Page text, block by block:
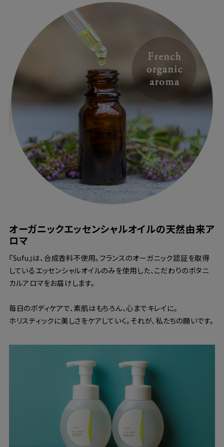
オーガニックエッセンシャルオイルの天然由来ア
ロマ
『Sufu』は、合成香料不使用。フランスのオーガニック認証を取得
しているエッセンシャルオイルのみを使用した、こだわりのボタニ
カルアロマをお届けします。
毎日のボディケアで、素肌はもちろん、心までキレイに。
ホリスティックに美しさをケアしていく。それが、私たちの願いです。